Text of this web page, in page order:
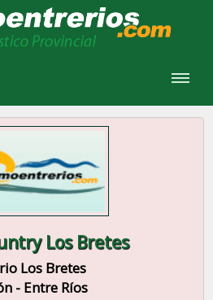
Los Bretes
Los Bretes
- Entre Ríos